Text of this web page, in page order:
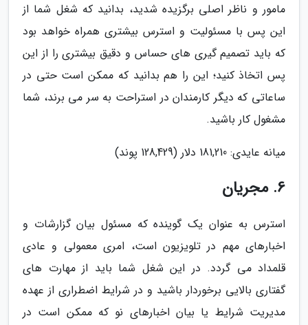
مامور و ناظر اصلی برگزیده شدید، بدانید که شغل شما از
این پس با مسئولیت و استرس بیشتری همراه خواهد بود
که باید تصمیم گیری های حساس و دقیق بیشتری را از این
پس اتخاذ کنید؛ این را هم بدانید که ممکن است حتی در
ساعاتی که دیگر کارمندان در استراحت به سر می برند، شما
مشغول کار باشید.
میانه عایدی: 181,210 دلار (128,429 پوند)
6. مجریان
استرس به عنوان یک گوینده که مسئول بیان گزارشات و
اخبارهای مهم در تلویزیون است، امری معمولی و عادی
قلمداد می گردد. در این شغل شما باید از مهارت های
گفتاری بالایی برخوردار باشید و در شرایط اضطراری از عهده
مدیریت شرایط یا بیان اخبارهای نو که ممکن است در